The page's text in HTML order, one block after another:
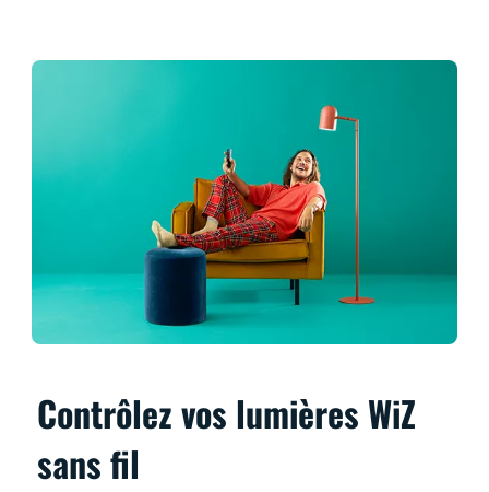
Contrôlez vos lumières WiZ
sans fil